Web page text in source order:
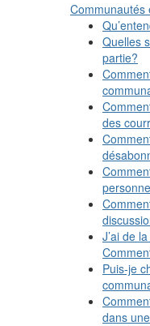
Communautés
Quelles
partie?
des
J’ai de
Puis-je
dans